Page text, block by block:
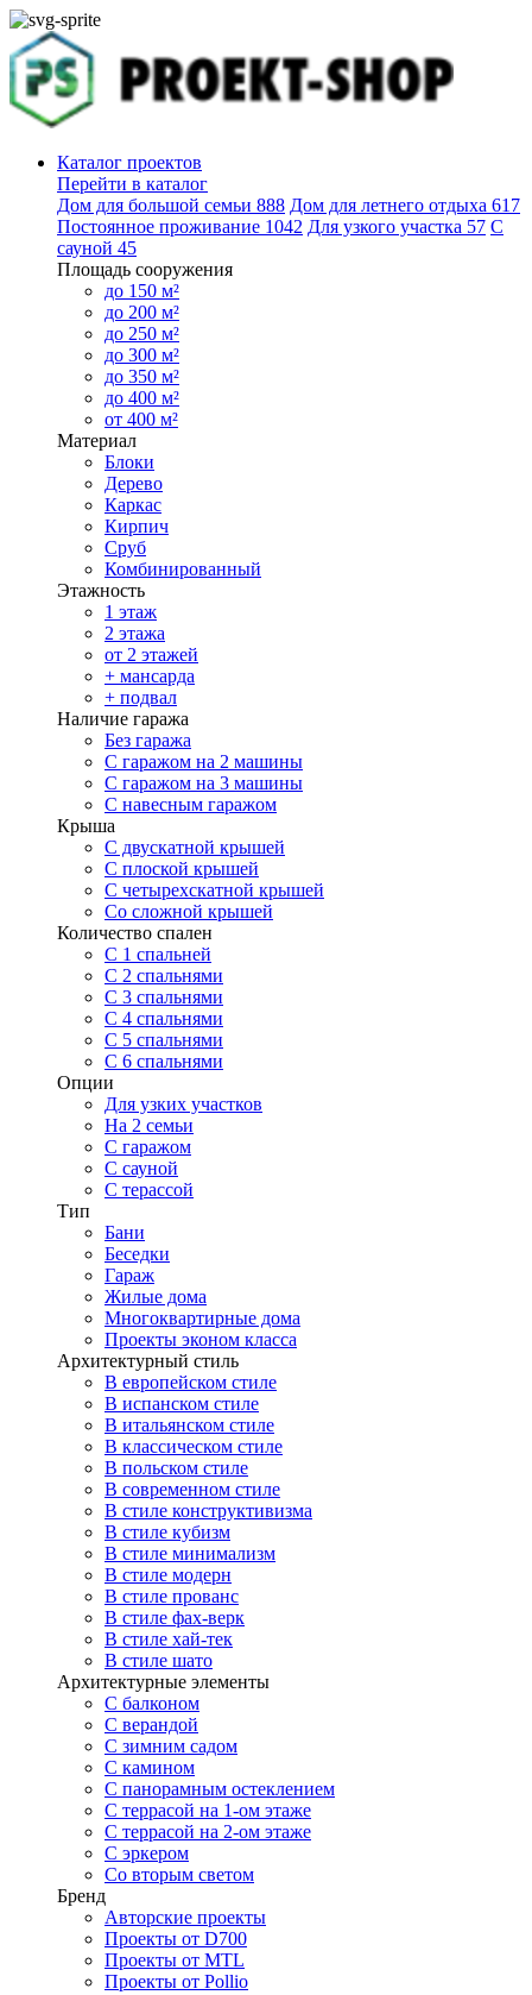
Каталог проектов
Перейти в каталог
Дом для большой семьи 888 Дом для летнего отдыха 617
Постоянное проживание 1042 Для узкого участка 57 С
сауной 45
Площадь сооружения
до 150 м²
до 200 м²
до 250 м²
до 300 м²
до 350 м²
до 400 м²
от 400 м²
Материал
Блоки
Дерево
Каркас
Кирпич
Сруб
Комбинированный
Этажность
1 этаж
2 этажа
от 2 этажей
+ мансарда
+ подвал
Наличие гаража
Без гаража
С гаражом на 2 машины
С гаражом на 3 машины
С навесным гаражом
Крыша
С двускатной крышей
С плоской крышей
С четырехскатной крышей
Со сложной крышей
Количество спален
С 1 спальней
С 2 спальнями
С 3 спальнями
С 4 спальнями
С 5 спальнями
С 6 спальнями
Опции
Для узких участков
На 2 семьи
С гаражом
С сауной
С терассой
Тип
Бани
Беседки
Гараж
Жилые дома
Многоквартирные дома
Проекты эконом класса
Архитектурный стиль
В европейском стиле
В испанском стиле
В итальянском стиле
В классическом стиле
В польском стиле
В современном стиле
В стиле конструктивизма
В стиле кубизм
В стиле минимализм
В стиле модерн
В стиле прованс
В стиле фах-верк
В стиле хай-тек
В стиле шато
Архитектурные элементы
С балконом
С верандой
С зимним садом
С камином
С панорамным остеклением
С террасой на 1-ом этаже
С террасой на 2-ом этаже
С эркером
Со вторым светом
Бренд
Авторские проекты
Проекты от D700
Проекты от MTL
Проекты от Pollio